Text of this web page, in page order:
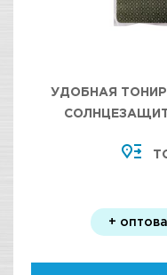
УДОБНАЯ
+